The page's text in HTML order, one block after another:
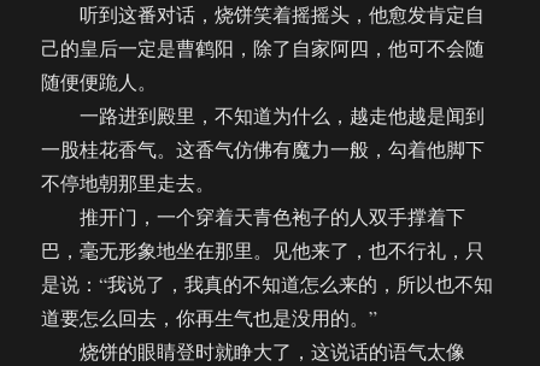
听到这番对话，烧饼笑着摇摇头，他愈发肯定自
己的皇后一定是曹鹤阳，除了自家阿四，他可不会随
随便便跪人。
一路进到殿里，不知道为什么，越走他越是闻到
一股桂花香气。这香气仿佛有魔力一般，勾着他脚下
不停地朝那里走去。
推开门，一个穿着天青色袍子的人双手撑着下
巴，毫无形象地坐在那里。见他来了，也不行礼，只
是说：“我说了，我真的不知道怎么来的，所以也不知
道要怎么回去，你再生气也是没用的。”
烧饼的眼睛登时就睁大了，这说话的语气太像